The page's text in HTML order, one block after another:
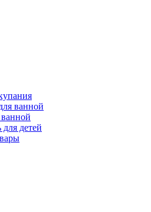
ванной
детей